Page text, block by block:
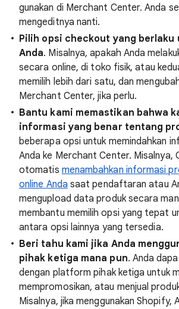
gunakan di Merchant Center. Anda
mengeditnya nanti.
Pilih opsi checkout yang berlaku
Anda. Misalnya, apakah Anda
secara online, di toko fisik, atau
memilih lebih dari satu, dan
Merchant Center, jika perlu.
Bantu kami memastikan bahwa
informasi yang benar tentang
beberapa opsi untuk memindahkan
Anda ke Merchant Center. Misalnya,
otomatis menambahkan informasi
online Anda saat pendaftaran atau
mengupload data produk secara
membantu memilih opsi yang tepat
antara opsi lainnya yang tersedia.
Beri tahu kami jika Anda
pihak ketiga mana pun. Anda
dengan platform pihak ketiga untuk
mempromosikan, atau menjual
Misalnya, jika menggunakan Shopify,